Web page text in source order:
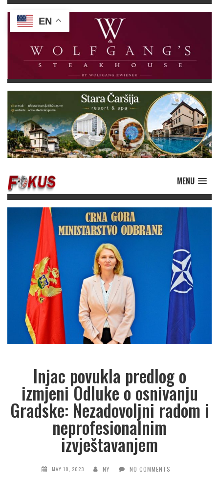
MENU
Injac povukla predlog o
izmjeni Odluke o osnivanju
Gradske: Nezadovoljni radom i
neprofesionalnim
izvještavanjem
MAY 10, 2023 NY NO COMMENTS
EN